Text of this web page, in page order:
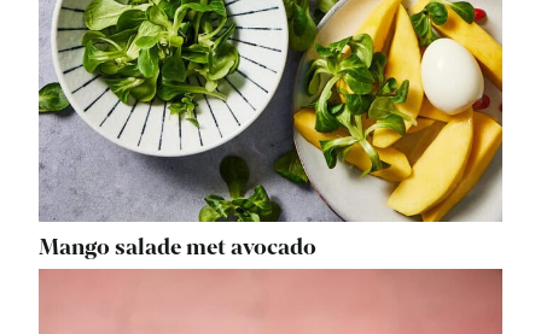
Mango salade met avocado